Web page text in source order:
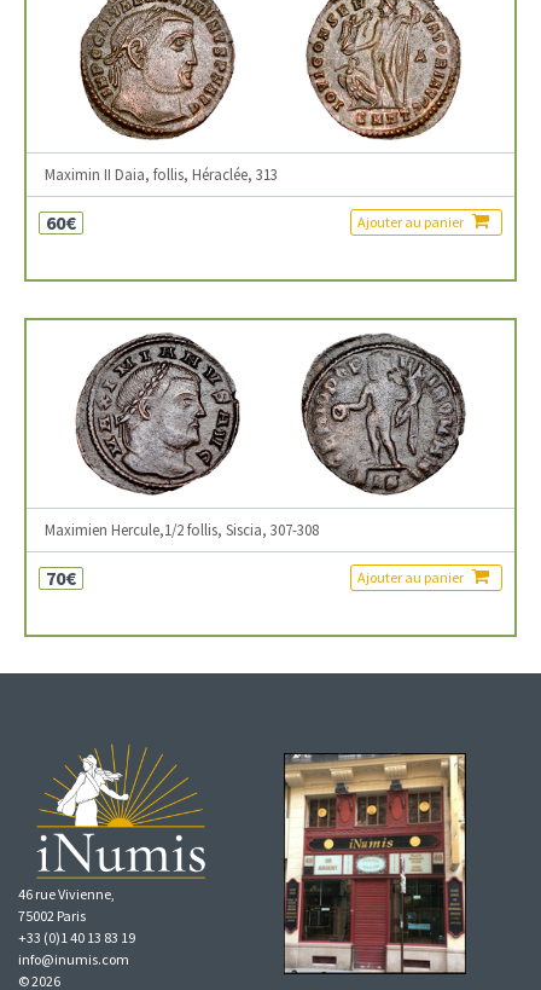
Maximin II Daia, follis, Héraclée, 313
60€ Ajouter au panier
Maximien Hercule,1/2 follis, Siscia, 307-308
70€ Ajouter au panier
46 rue Vivienne,
75002 Paris
+33 (0)1 40 13 83 19
info@inumis.com
© 2026